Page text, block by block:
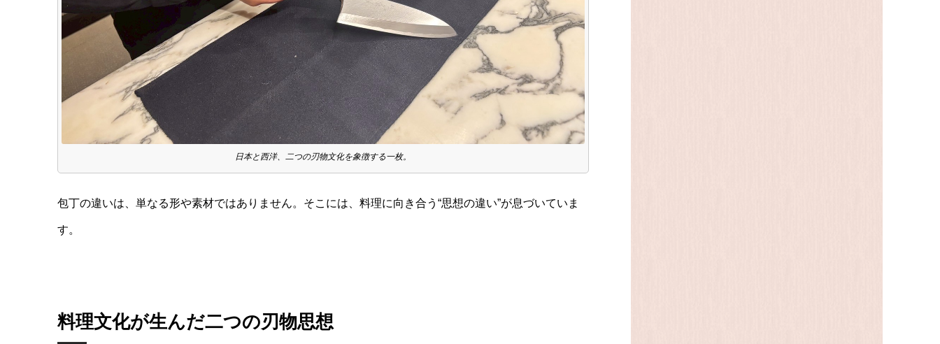
日本と西洋、二つの刃物文化を象徴する一枚。
包丁の違いは、単なる形や素材ではありません。 そこには、料理に向き合う“思想の違い”が息づいていま
す。
料理文化が生んだ二つの刃物思想